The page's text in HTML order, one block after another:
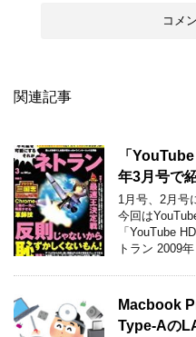
関連記事
「
年3月号で
1月号、2月号
今回は
「YouTube
トラン 2009
Macbook
Type-Aの